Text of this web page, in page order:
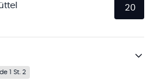
20
1 St. 2